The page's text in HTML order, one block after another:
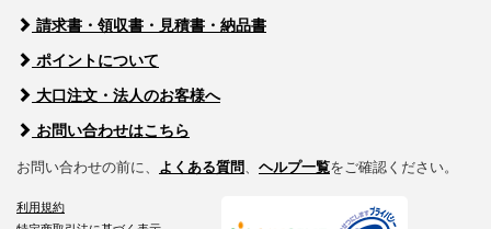
請求書・領収書・見積書・納品書
ポイントについて
大口注文・法人のお客様へ
お問い合わせはこちら
お問い合わせの前に、 よくある質問、 ヘルプ一覧をご確認ください。
利用規約